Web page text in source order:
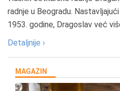
radnje u Beogradu.
1953. godine, Dragoslav već
Detaljnije ›
MAGAZIN